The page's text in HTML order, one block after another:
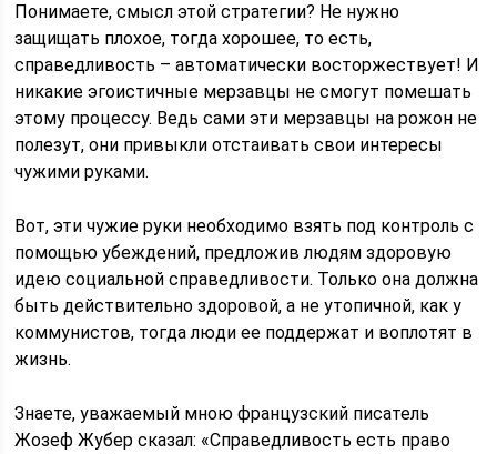
Понимаете, смысл этой стратегии? Не нужно
защищать плохое, тогда хорошее, то есть,
справедливость – автоматически восторжествует! И
никакие эгоистичные мерзавцы не смогут помешать
этому процессу. Ведь сами эти мерзавцы на рожон не
полезут, они привыкли отстаивать свои интересы
чужими руками.
Вот, эти чужие руки необходимо взять под контроль с
помощью убеждений, предложив людям здоровую
идею социальной справедливости. Только она должна
быть действительно здоровой, а не утопичной, как у
коммунистов, тогда люди ее поддержат и воплотят в
жизнь.
Знаете, уважаемый мною французский писатель
Жозеф Жубер сказал: «Справедливость есть право